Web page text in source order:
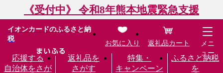
《受付中》 令和8年熊本地震緊急支援
イオンカードのふるさと納
税
応援する
自治体をさが
返礼品を
さがす
特集・
キャンペーン
ふるさと納税
を
お気に入り 返礼品カート
メニ
ュー